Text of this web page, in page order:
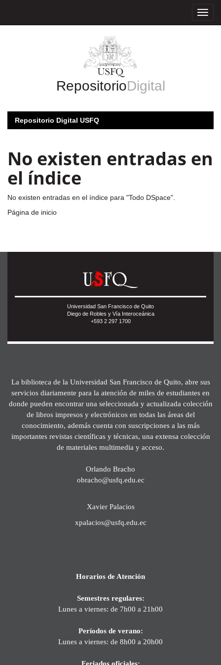
RepositorioDigital
Repositorio Digital USFQ
No existen entradas en
el índice
No existen entradas en el índice para "Todo DSpace".
Página de inicio
Universidad San Francisco de Quito
Diego de Robles y Vía Interoceánica
+593 2 297 1700
La biblioteca de la Universidad San Francisco de Quito, abre sus
servicios diariamente para la atención de miles de estudiantes en
donde pueden encontrar una seleccionada y actualizada colección
de libros impresos y electrónicos en todas las áreas del
conocimiento, además cuenta con suscripciones a las más
importantes revistas científicas y técnicas, una extensa colección
de materiales multimedia y acceso.
Orlando Bracho
obracho@usfq.edu.ec
Xavier Palacios
xpalacios@usfq.edu.ec
Horarios de Atención
Semestres regulares:
Lunes a viernes: de 7h00 a 21h00
Períodos de verano:
Lunes a viernes: de 8h00 a 20h00
Feriados oficiales: